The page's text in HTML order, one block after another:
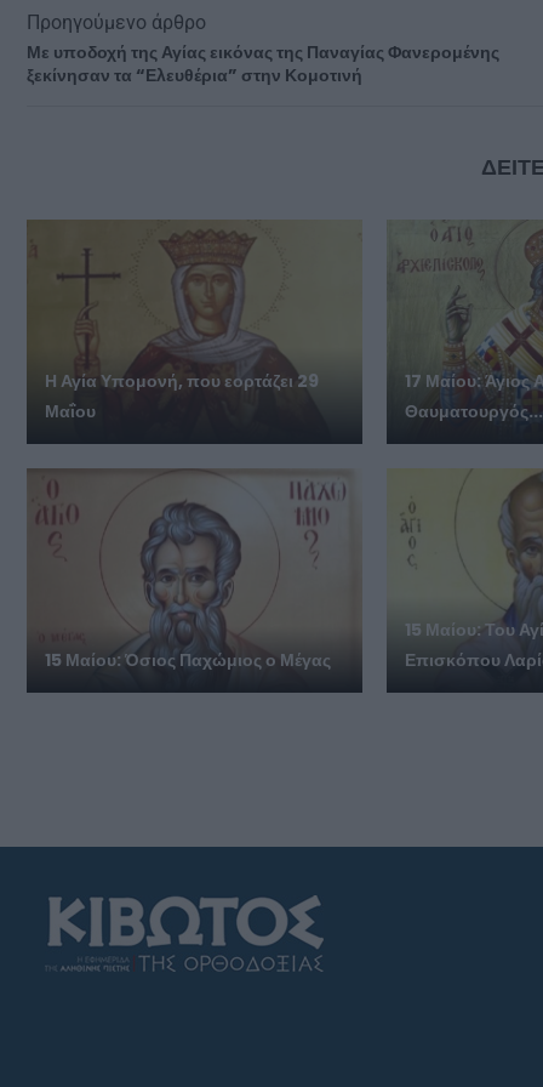
Προηγούμενο άρθρο
Με υποδοχή της Αγίας εικόνας της Παναγίας Φανερομένης
ξεκίνησαν τα “Ελευθέρια” στην Κομοτινή
Η Αγία Υπομονή, που εορτάζει 29
Μαΐου
17 Μαίου: Άγιος
Θαυματουργός...
15 Μαίου: Όσιος Παχώμιος ο Μέγας
15 Μαίου: Του
Επισκόπου